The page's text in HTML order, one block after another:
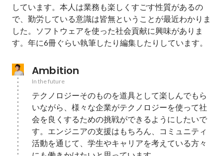
しています。本人は業務も楽しくすごす性質があるの
で、勤労している意識は皆無ということが最近わかりま
した。ソフトウェアを使った社会貢献に興味がありま
す。年に6冊ぐらい執筆したり編集したりしています。
Ambition
In the future
テクノロジーそのものを道具として楽しんでもら
いながら、様々な企業がテクノロジーを使って社
会を良くするための挑戦ができるようにしたいで
す。エンジニアの支援はもちろん、コミュニティ
活動を通じて、学生やキャリアを考えている方々